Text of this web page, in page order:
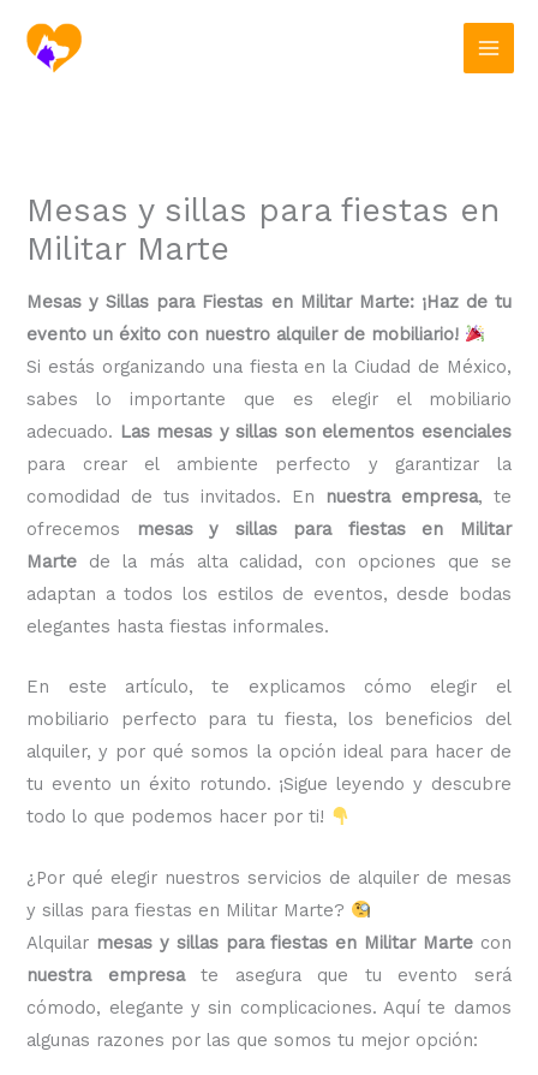
contenido
Mesas y sillas para fiestas en
Militar Marte
Mesas y Sillas para Fiestas en Militar Marte: ¡Haz de tu
evento un éxito con nuestro alquiler de mobiliario!
Si estás organizando una fiesta en la Ciudad de México,
sabes lo importante que es elegir el mobiliario
adecuado. Las mesas y sillas son elementos esenciales
para crear el ambiente perfecto y garantizar la
comodidad de tus invitados. En
nuestra empresa, te
ofrecemos
mesas y sillas para fiestas en Militar
Marte de la más alta calidad, con opciones que se
adaptan a todos los estilos de eventos, desde bodas
elegantes hasta fiestas informales.
En este artículo, te explicamos cómo elegir el
mobiliario perfecto para tu fiesta, los beneficios del
alquiler, y por qué somos la opción ideal para hacer de
tu evento un éxito rotundo. ¡Sigue leyendo y descubre
todo lo que podemos hacer por ti!
¿Por qué elegir nuestros servicios de alquiler de mesas
y sillas para fiestas en Militar Marte?
Alquilar mesas y sillas para fiestas en Militar Martecon
nuestra empresate asegura que tu evento será
cómodo, elegante y sin complicaciones. Aquí te damos
algunas razones por las que somos tu mejor opción: